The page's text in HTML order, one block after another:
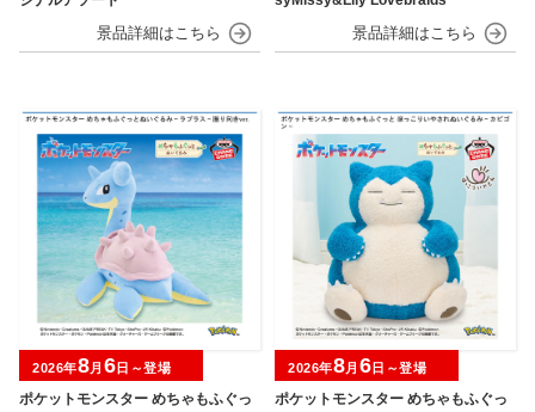
ポケットモンスター めちゃもふぐっ
2026年8月 6日～登場
ポケットモンスター めちゃもふぐっ
2026年8月 6日～登場